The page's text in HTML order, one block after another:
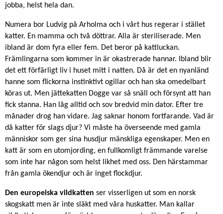
jobba, helst hela dan.
Numera bor Ludvig på Arholma och i vårt hus regerar i stället
katter. En mamma och två döttrar. Alla är steriliserade. Men
ibland är dom fyra eller fem. Det beror på kattluckan.
Främlingarna som kommer in är okastrerade hannar. Ibland blir
det ett förfärligt liv i huset mitt i natten. Då är det en nyanländ
hanne som flickorna instinktivt ogillar och han ska omedelbart
köras ut. Men jättekatten Dogge var så snäll och försynt att han
fick stanna. Han låg alltid och sov bredvid min dator. Efter tre
månader drog han vidare. Jag saknar honom fortfarande. Vad är
då katter för slags djur? Vi måste ha överseende med gamla
människor som ger sina husdjur mänskliga egenskaper. Men en
katt är som en utomjording, en fullkomligt främmande varelse
som inte har någon som helst likhet med oss. Den härstammar
från gamla ökendjur och är inget flockdjur.
Den europeiska vildkatten ser visserligen ut som en norsk
skogskatt men är inte släkt med våra huskatter. Man kallar